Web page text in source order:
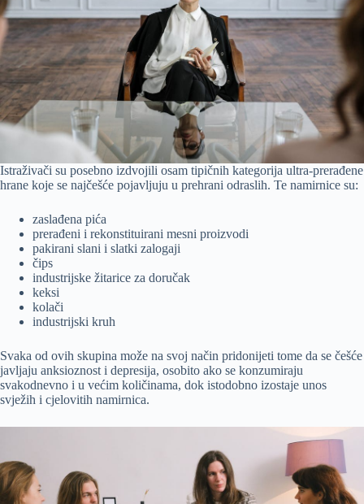
Istraživači su posebno izdvojili osam tipičnih kategorija ultra-prerađene
hrane koje se najčešće pojavljuju u prehrani odraslih. Te namirnice su:
zaslađena pića
prerađeni i rekonstituirani mesni proizvodi
pakirani slani i slatki zalogaji
čips
industrijske žitarice za doručak
keksi
kolači
industrijski kruh
Svaka od ovih skupina može na svoj način pridonijeti tome da se češće
javljaju anksioznost i depresija, osobito ako se konzumiraju
svakodnevno i u većim količinama, dok istodobno izostaje unos
svježih i cjelovitih namirnica.